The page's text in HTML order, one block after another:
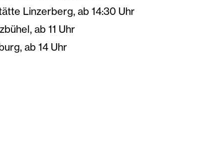
Linzerberg, ab 14:30 Uhr
ab 11 Uhr
ab 14 Uhr